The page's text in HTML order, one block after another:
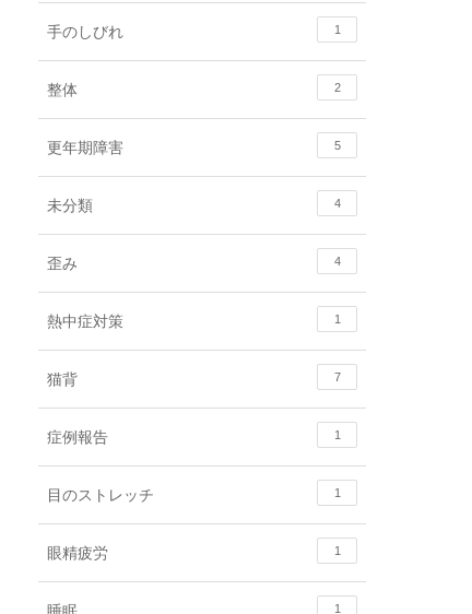
手のしびれ 1
整体 2
更年期障害 5
未分類 4
歪み 4
熱中症対策 1
猫背 7
症例報告 1
目のストレッチ 1
眼精疲労 1
睡眠 1